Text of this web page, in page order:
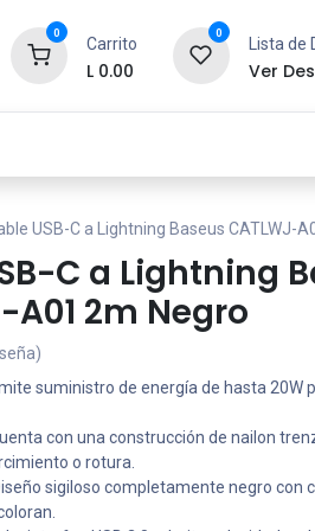
0
Carrito
L 0.00
0
Lista de
Ver
USB-C a Lightning Baseus CATLWJ-
C a Lightning
A01 2m Negro
suministro de energía de hasta 20W
con una construcción de nailon
o rotura.
sigiloso completamente negro con